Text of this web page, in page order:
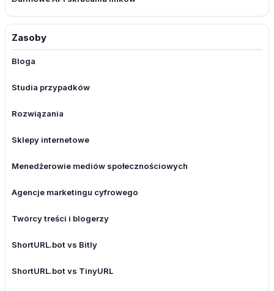
Zasoby
Bloga
Studia przypadków
Rozwiązania
Sklepy internetowe
Menedżerowie mediów społecznościowych
Agencje marketingu cyfrowego
Twórcy treści i blogerzy
ShortURL.bot vs Bitly
ShortURL.bot vs TinyURL